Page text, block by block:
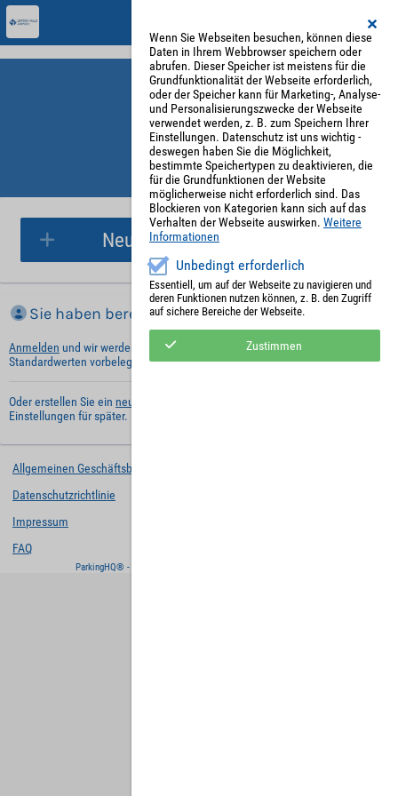
Parkplatzreservierung
Sie haben bereits ein Konto?
Anmelden und wir werden die notwendigen Informationen mit Ihren
Standardwerten vorbelegen.
Oder erstellen Sie ein neues Benutzerkonto
Einstellungen für später.
Neue Parkplatzreservierung
Allgemeinen Geschäftsbedingungen
Datenschutzrichtlinie
Impressum
FAQ
ParkingHQ® - eine Lösung von
Wenn Sie Webseiten besuchen, können diese
Daten in Ihrem Webbrowser speichern oder
abrufen. Dieser Speicher ist meistens für die
Grundfunktionalität der Webseite erforderlich,
oder der Speicher kann für Marketing-, Analyse-
und Personalisierungszwecke der Webseite
verwendet werden, z. B. zum Speichern Ihrer
Einstellungen. Datenschutz ist uns wichtig -
deswegen haben Sie die Möglichkeit,
bestimmte Speichertypen zu deaktivieren, die
für die Grundfunktionen der Website
möglicherweise nicht erforderlich sind. Das
Blockieren von Kategorien kann sich auf das
Verhalten der Webseite auswirken. Weitere
Informationen
Unbedingt erforderlich
Essentiell, um auf der Webseite zu navigieren und
deren Funktionen nutzen können, z. B. den Zugriff
auf sichere Bereiche der Webseite.
Zustimmen